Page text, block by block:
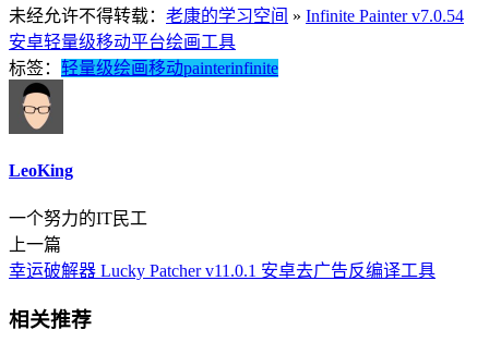
未经允许不得转载： 老康的学习空间 » Infinite Painter v7.0.54
安卓轻量级移动平台绘画工具
标签： 轻量级绘画移动painterinfinite
LeoKing
一个努力的IT民工
上一篇
幸运破解器 Lucky Patcher v11.0.1 安卓去广告反编译工具
相关推荐